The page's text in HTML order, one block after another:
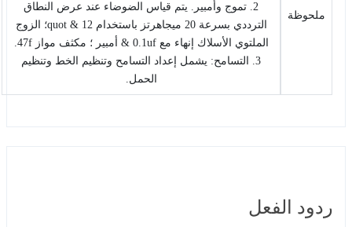
ملحوظة
2. تموج وأمبير. يتم قياس الضوضاء عند عرض النطاق
الترددي بسرعة 20 ميجاهرتز باستخدام 12 & quot؛ الزوج
الملتوي الأسلاك إنهاء مع 0.1uf & أمبير ؛ مكثف مواز 47f.
3. التسامح: يشمل إعداد التسامح وتنظيم الخط وتنظيم
الحمل.
ردود الفعل